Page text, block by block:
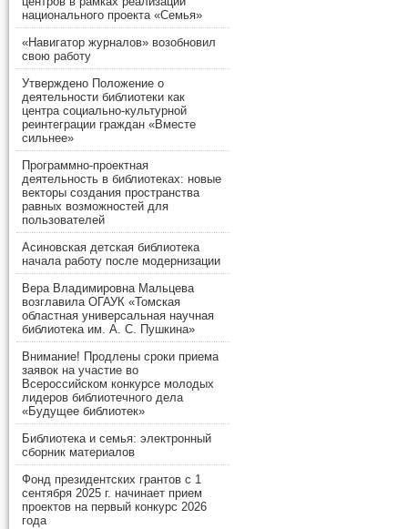
национального проекта «Семья»
«Навигатор журналов» возобновил
свою работу
Утверждено Положение о
деятельности библиотеки как
центра социально-культурной
реинтеграции граждан «Вместе
сильнее»
Программно-проектная
деятельность в библиотеках: новые
векторы создания пространства
равных возможностей для
пользователей
Асиновская детская библиотека
начала работу после модернизации
Вера Владимировна Мальцева
возглавила ОГАУК «Томская
областная универсальная научная
библиотека им. А. С. Пушкина»
Внимание! Продлены сроки приема
заявок на участие во
Всероссийском конкурсе молодых
лидеров библиотечного дела
«Будущее библиотек»
Библиотека и семья: электронный
сборник материалов
Фонд президентских грантов с 1
сентября 2025 г. начинает прием
проектов на первый конкурс 2026
года